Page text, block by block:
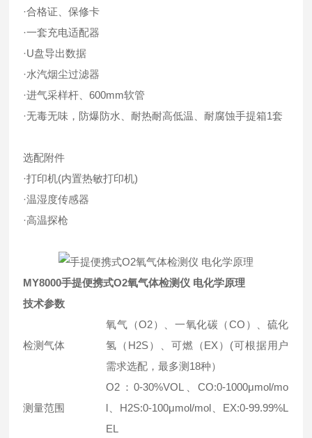
·合格证、保修卡
·一套充电适配器
·U盘导出数据
·水汽烟尘过滤器
·进气采样杆、600mm软管
·无毒无味，防爆防水、耐热耐高低温、耐腐蚀手提箱1套
选配附件
·打印机(内置热敏打印机)
·温湿度传感器
·高温探枪
MY8000手提便携式O2氧气体检测仪 电化学原理
技术参数
检测气体
氧气（O2）、一氧化碳（CO）、硫化
氢（H2S）、可燃（EX）(可根据用户
需求选配，最多测18种）
测量范围
O2：0-30%VOL、CO:0-1000μmol/mo
l、H2S:0-100μmol/mol、EX:0-99.99%L
EL